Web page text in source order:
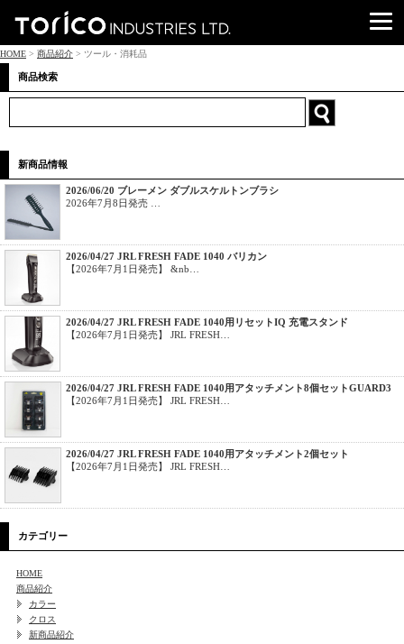
HOME > 商品紹介 > ツール・消耗品
商品検索
新商品情報
2026/06/20 ブレーメン ダブルスケルトンブラシ
2026年7月8日発売 …
2026/04/27 JRL FRESH FADE 1040 バリカン
【2026年7月1日発売】 &nb…
2026/04/27 JRL FRESH FADE 1040用リセットIQ 充電スタンド
【2026年7月1日発売】 JRL FRESH…
2026/04/27 JRL FRESH FADE 1040用アタッチメント8個セットGUARD3
【2026年7月1日発売】 JRL FRESH…
2026/04/27 JRL FRESH FADE 1040用アタッチメント2個セット
【2026年7月1日発売】 JRL FRESH…
カテゴリー
HOME
商品紹介
カラー
クロス
新商品紹介